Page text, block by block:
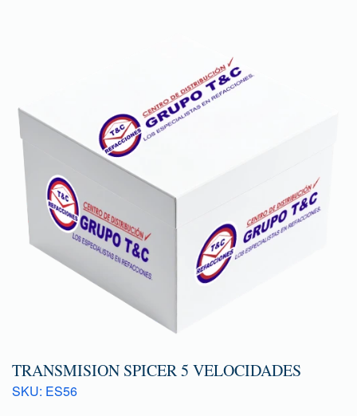
TRANSMISION SPICER 5 VELOCIDADES
SKU: ES56